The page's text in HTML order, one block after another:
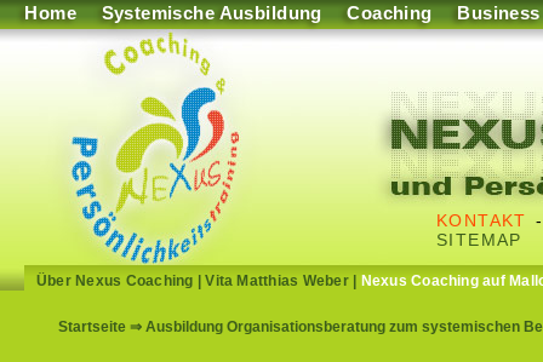
Home Systemische Ausbildung Coaching Business
KONTAKT
SITEMAP
Über Nexus Coaching |Vita Matthias Weber| Nexus Coaching auf
Startseite ⇒ Ausbildung Organisationsberatung zum systemischen